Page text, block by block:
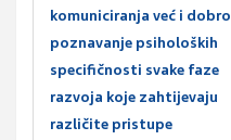
komuniciranja već i dobro
poznavanje psiholoških
specifičnosti svake faze
razvoja koje zahtijevaju
različite pristupe